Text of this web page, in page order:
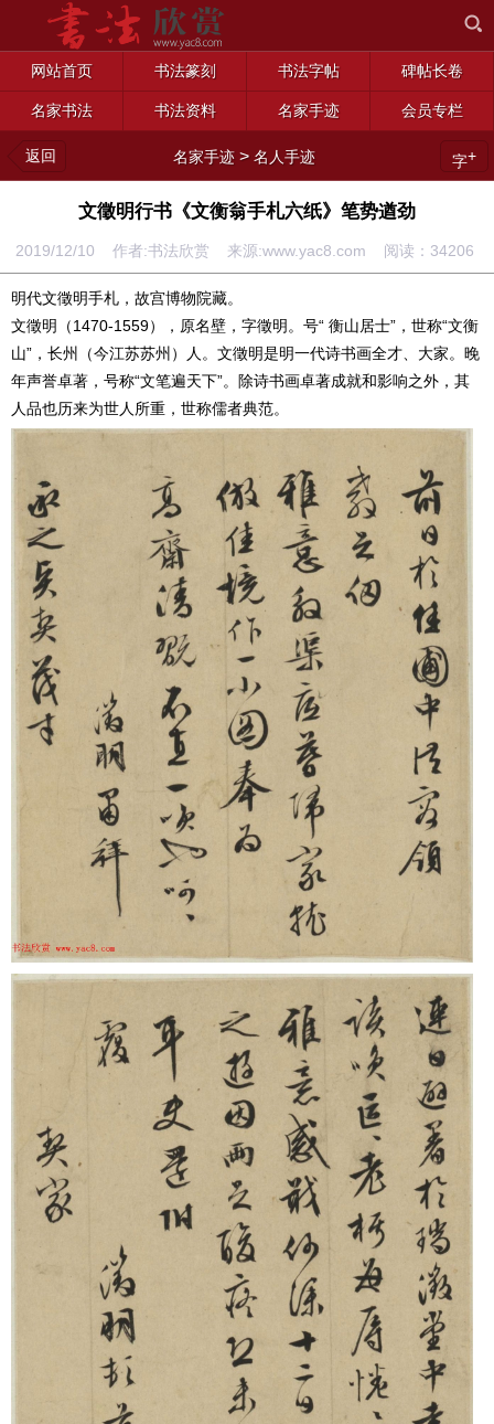
网站首页 书法篆刻 书法字帖 碑帖长卷
名家书法 书法资料 名家手迹 会员专栏
返回 名家手迹 >名人手迹 字+
文徵明行书《文衡翁手札六纸》笔势遒劲
2019/12/10 作者:书法欣赏 来源:www.yac8.com 阅读： 34206
明代文徵明手札，故宫博物院藏。
文徵明（1470-1559），原名壁，字徵明。号“ 衡山居士”，世称“文衡
山”，长州（今江苏苏州）人。文徵明是明一代诗书画全才、大家。晚
年声誉卓著，号称“文笔遍天下”。除诗书画卓著成就和影响之外，其
人品也历来为世人所重，世称儒者典范。